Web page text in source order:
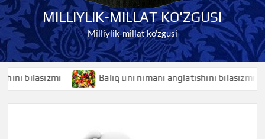
MILLIYLIK-MILLAT KO'ZGUSI
Milliylik-millat ko'zgusi
Baliq uni nimani anglatishini bilasizmi